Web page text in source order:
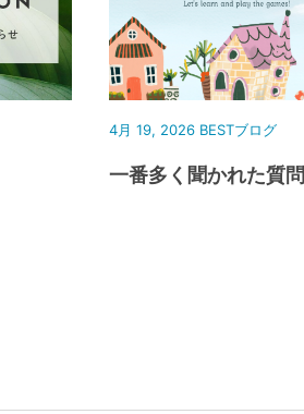
4月 19, 2026 BESTブログ
一番多く聞かれた質問